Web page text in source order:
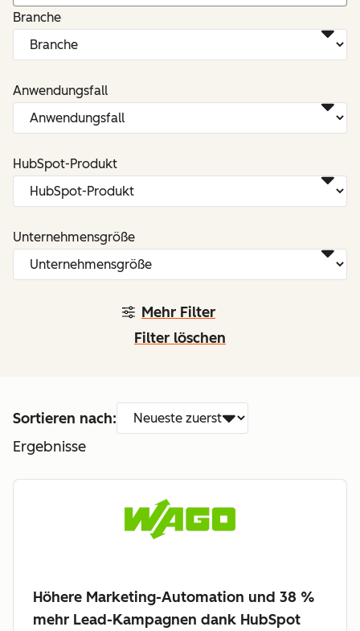
Mehr Filter
Branche
Anwendungsfall
HubSpot-Produkt
Unternehmensgröße
Filter löschen
Sortieren nach:
Ergebnisse
Höhere Marketing-Automation und 38 %
mehr Lead-Kampagnen dank HubSpot